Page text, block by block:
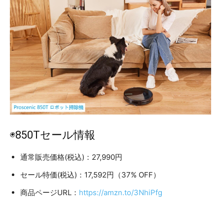
◉850Tセール情報
通常販売価格(税込)：27,990円
セール特価(税込)：17,592円（37% OFF）
商品ページURL： https://amzn.to/3NhiPfg